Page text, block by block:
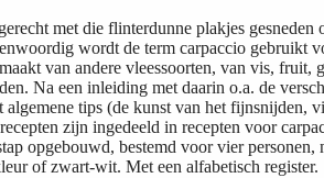
met die flinterdunne plakjes gesneden
wordt de term carpaccio gebruikt
van andere vleessoorten, van vis,
Na een inleiding met daarin o.a. de
tips (de kunst van het fijnsnijden,
zijn ingedeeld in recepten voor
opgebouwd, bestemd voor vier
of zwart-wit. Met een alfabetisch register.